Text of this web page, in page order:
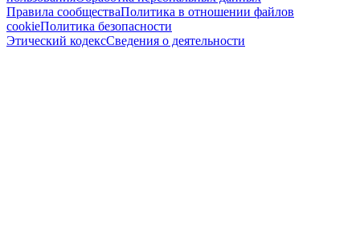
Правила сообществаПолитика в отношении файлов
cookieПолитика безопасности
Этический кодексСведения о деятельности